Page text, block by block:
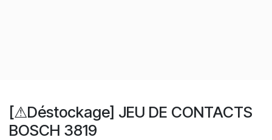
[⚠Déstockage] JEU DE CONTACTS
BOSCH 3819